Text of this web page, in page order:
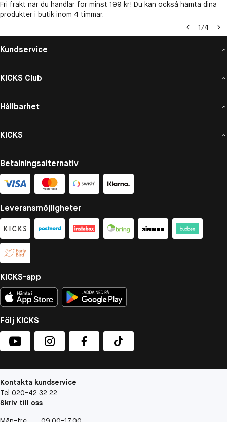
Fri frakt när du handlar för minst 199 kr! Du kan också hämta dina
produkter i butik inom 4 timmar.
1/4
Kundservice
KICKS Club
Hållbarhet
KICKS
Betalningsalternativ
Leveransmöjligheter
KICKS-app
Följ KICKS
Kontakta kundservice
Tel 020-42 32 22
Skriv till oss